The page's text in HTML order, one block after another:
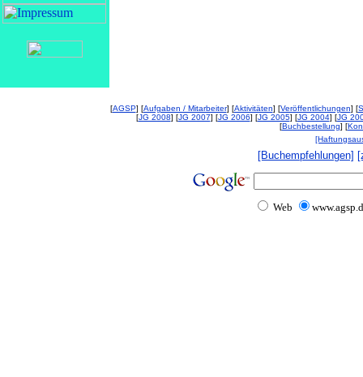
[AGSP] [Aufgaben / Mitarbeiter] [Aktivitäten] [Veröffentlichungen] [
[JG 2008] [JG 2007] [JG 2006] [JG 2005] [JG 2004] [JG
[Buchbestellung] [
[Buchempfehlungen]
Web